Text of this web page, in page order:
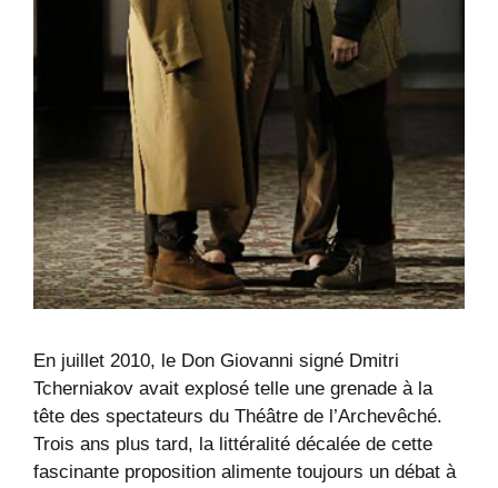
En juillet 2010, le Don Giovanni signé Dmitri
Tcherniakov avait explosé telle une grenade à la
tête des spectateurs du Théâtre de l’Archevêché.
Trois ans plus tard, la littéralité décalée de cette
fascinante proposition alimente toujours un débat à